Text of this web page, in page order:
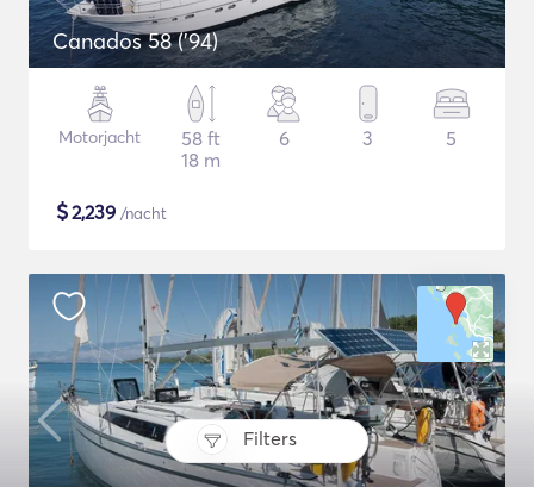
Filters
Canados 58 ('94)
Motorjacht
58 ft
18 m
6 3 5
$2,239 /nacht